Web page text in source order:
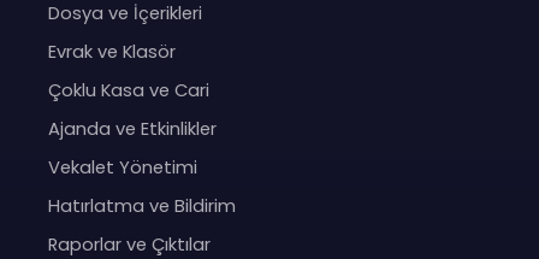
Dosya ve İçerikleri
Evrak ve Klasör
Çoklu Kasa ve Cari
Ajanda ve Etkinlikler
Vekalet Yönetimi
Hatırlatma ve Bildirim
Raporlar ve Çıktılar